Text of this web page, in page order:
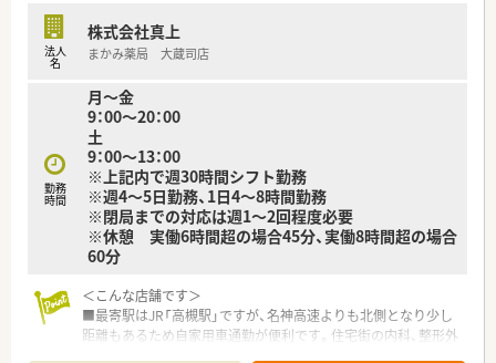
法人
名
株式会社真上
まかみ薬局 大蔵司店
勤務
時間
月～金
9：00～20：00
土
9：00～13：00
※上記内で週30時間シフト勤務
※週4～5日勤務、1日4～8時間勤務
※閉局までの対応は週1～2回程度必要
※休憩 実働6時間超の場合45分、実働8時間超の場合
60分
＜こんな店舗です＞
■最寄駅はJR「高槻駅」ですが、名神高速よりも北側となり少し
距離もあるため自家用車通勤が便利です。住宅街の内科、整形外